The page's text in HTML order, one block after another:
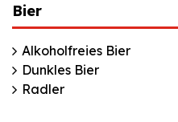
Bier
Alkoholfreies Bier
Dunkles Bier
Radler